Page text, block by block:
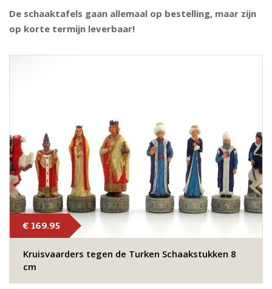
De schaaktafels gaan allemaal op bestelling, maar zijn
op korte termijn leverbaar!
€ 169.95
Kruisvaarders tegen de Turken Schaakstukken 8
cm